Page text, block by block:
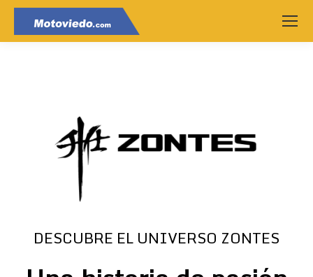
DESCUBRE EL UNIVERSO ZONTES